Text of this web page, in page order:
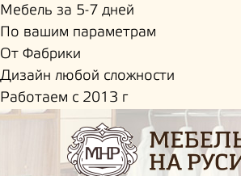
Мебель за 5-7 дней
По вашим параметрам
От Фабрики
Дизайн любой сложности
Работаем с 2013 г